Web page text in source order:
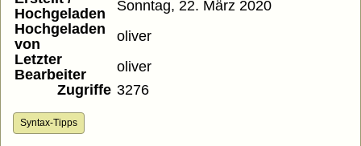
Hochgeladen
Sonntag, 22. März 2020
Hochgeladen
von
oliver
Letzter
Bearbeiter
oliver
Zugriffe 3276
Syntax-Tipps